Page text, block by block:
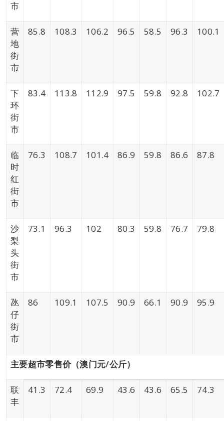
市
营
地
街
市
85.8 108.3 106.2 96.5 58.5 96.3 100.1
下
环
街
市
83.4 113.8 112.9 97.5 59.8 92.8 102.7
临
时
红
街
市
76.3 108.7 101.4 86.9 59.8 86.6 87.8
沙
梨
头
街
市
73.1 96.3 102 80.3 59.8 76.7 79.8
氹
仔
街
市
86 109.1 107.5 90.9 66.1 90.9 95.9
主要超市零售价（澳门元/公斤）
联
丰
41.3 72.4 69.9 43.6 43.6 65.5 74.3